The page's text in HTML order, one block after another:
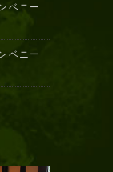
ベニー
ベニー